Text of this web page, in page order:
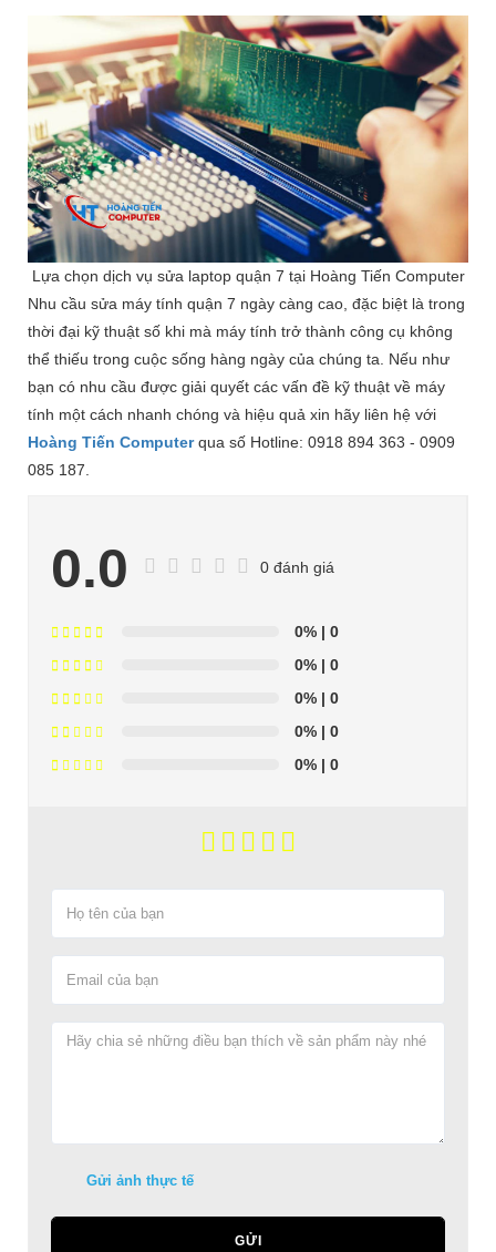
Lựa chọn dịch vụ sửa laptop quận 7 tại Hoàng Tiến Computer
Nhu cầu sửa máy tính quận 7 ngày càng cao, đặc biệt là trong
thời đại kỹ thuật số khi mà máy tính trở thành công cụ không
thể thiếu trong cuộc sống hàng ngày của chúng ta. Nếu như
bạn có nhu cầu được giải quyết các vấn đề kỹ thuật về máy
tính một cách nhanh chóng và hiệu quả xin hãy liên hệ với
Hoàng Tiến Computerqua số Hotline: 0918 894 363 - 0909
085 187.
0.0 0 đánh giá
0% | 0
0% | 0
0% | 0
0% | 0
0% | 0
Gửi ảnh thực tế
GỬI